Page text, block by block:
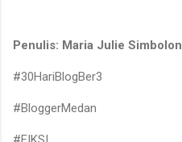
Penulis: Maria Julie Simbolon
#30HariBlogBer3
#BloggerMedan